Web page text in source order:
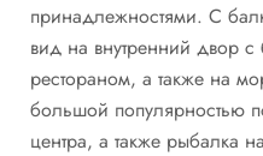
принадлежностями. С
вид на внутренний двор
рестораном, а также на
большой популярностью
центра, а также рыбалка